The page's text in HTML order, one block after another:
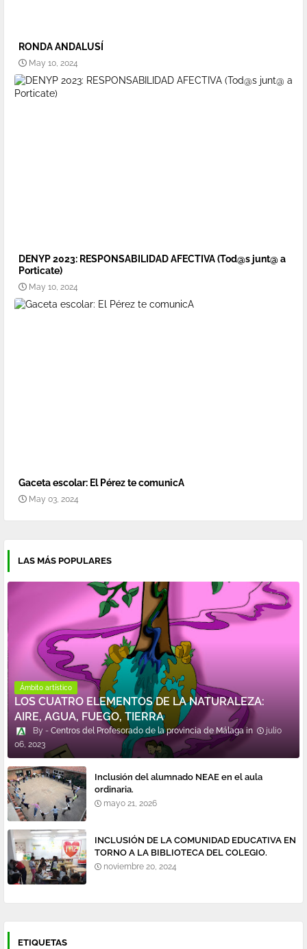
RONDA ANDALUSÍ
May 10, 2024
DENYP 2023: RESPONSABILIDAD AFECTIVA (Tod@s junt@ a
Porticate)
May 10, 2024
Gaceta escolar: El Pérez te comunicA
May 03, 2024
LAS MÁS POPULARES
Ámbito artístico
LOS CUATRO ELEMENTOS DE LA NATURALEZA:
AIRE, AGUA, FUEGO, TIERRA
Centros del Profesorado de la provincia de Málaga
julio
06, 2023
Inclusión del alumnado NEAE en el aula
ordinaria.
mayo 21, 2026
INCLUSIÓN DE LA COMUNIDAD EDUCATIVA EN
TORNO A LA BIBLIOTECA DEL COLEGIO.
noviembre 20, 2024
ETIQUETAS